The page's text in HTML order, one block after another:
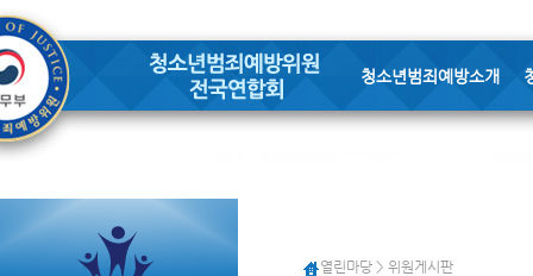
청소년범죄예방소개
열린마당 > 위원게시판